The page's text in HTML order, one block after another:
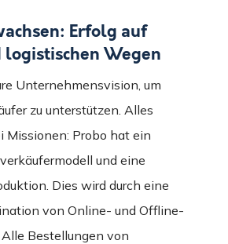
Erfolg auf
Wegen
Unternehmensvision, um
zu unterstützen. Alles
Missionen: Probo hat ein
und eine
Dies wird durch eine
von Online- und Offline-
Bestellungen von